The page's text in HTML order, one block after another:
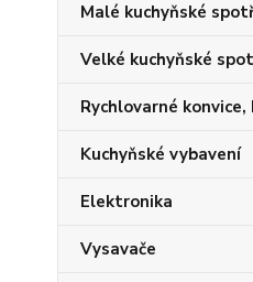
Malé kuchyňské
Velké kuchyňské
Rychlovarné konvice,
Kuchyňské vybavení
Elektronika
Vysavače